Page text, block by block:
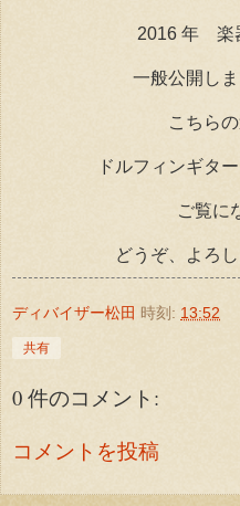
2016 年 楽
一般公開し
こちら
ドルフィンギ
ご覧に
どうぞ、よろ
ディバイザー松田 時刻: 13:52
共有
0 件のコメント:
コメントを投稿